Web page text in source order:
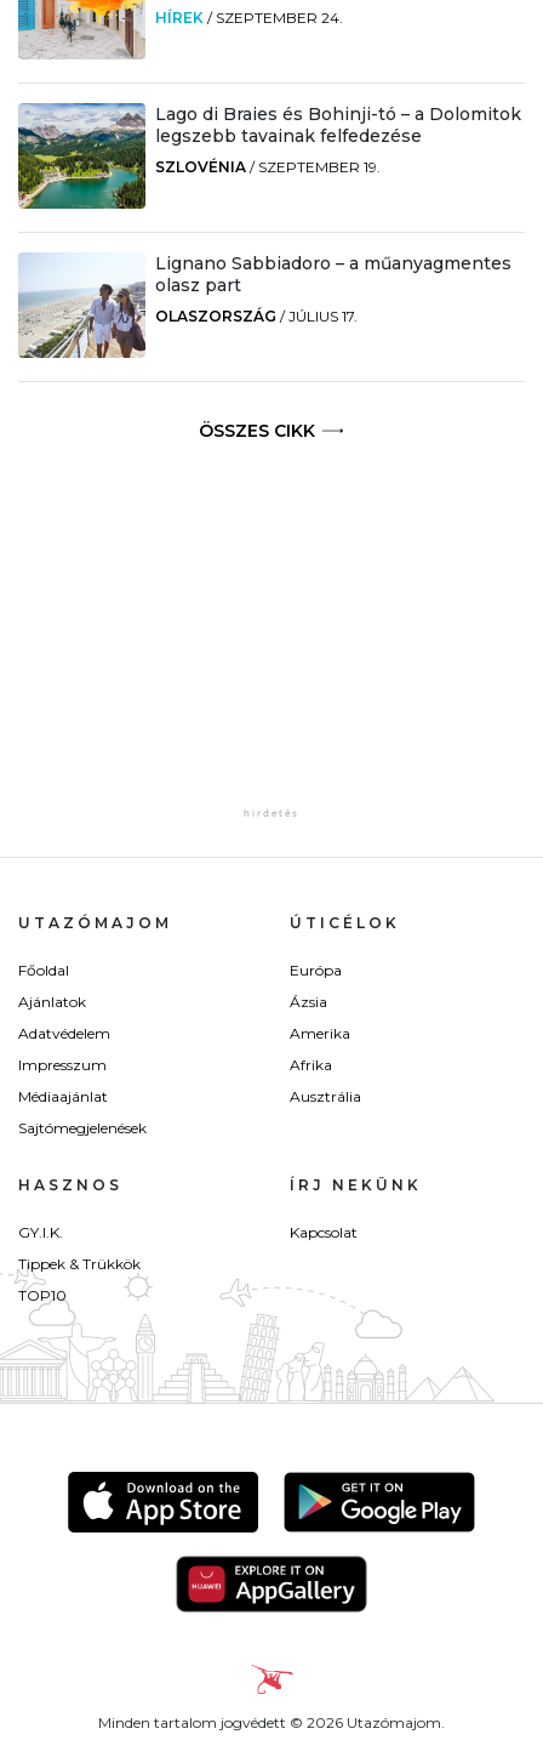
HÍREK / SZEPTEMBER 24.
Lago di Braies és Bohinji-tó – a Dolomitok
legszebb tavainak felfedezése
SZLOVÉNIA / SZEPTEMBER 19.
Lignano Sabbiadoro – a műanyagmentes
olasz part
OLASZORSZÁG /JÚLIUS 17.
ÖSSZES CIKK
UTAZÓMAJOM
Főoldal
Ajánlatok
Adatvédelem
Impresszum
Médiaajánlat
Sajtómegjelenések
ÚTICÉLOK
Európa
Ázsia
Amerika
Afrika
Ausztrália
HASZNOS
GY.I.K.
Tippek & Trükkök
TOP10
ÍRJ NEKÜNK
Kapcsolat
Minden tartalom jogvédett © 2026 Utazómajom.